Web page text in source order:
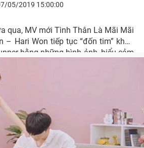
05/2019 15:00:00
qua, MV mới Tình Thân Là Mãi Mãi
– Hari Won tiếp tục “đốn tim” khán
bằng những hình ảnh, biểu cảm
hơn.